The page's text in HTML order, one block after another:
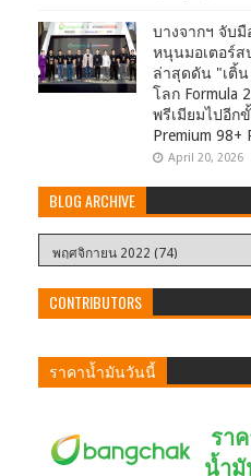
บางจากฯ จับมื
หนุนมอเตอร์ส
ล่าสุดดัน "เติ้
โลก Formula
พรีเมียมไปอีก
Premium 98+
April 20, 2026
BLOG ARCHIVE
CONTRIBUTORS
ราคาน้ำมันวันนี้